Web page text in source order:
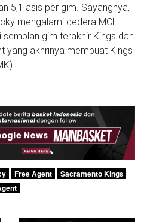
5,1 asis per gim. Sayangnya,
mengalami cedera MCL
gim terakhir Kings dan
yang akhrinya membuat Kings
Free Agent
Sacramento Kings